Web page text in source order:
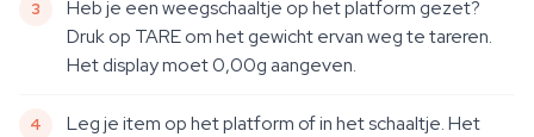
Heb je een weegschaaltje op het platform gezet?
Druk op TARE om het gewicht ervan weg te tareren.
Het display moet 0,00g aangeven.
Leg je item op het platform of in het schaaltje. Het